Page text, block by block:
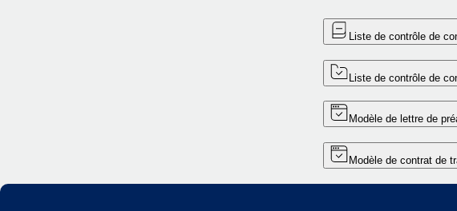
Liste de contrôle de
Liste de contrôle de
Modèle de lettre de
Modèle de contrat de